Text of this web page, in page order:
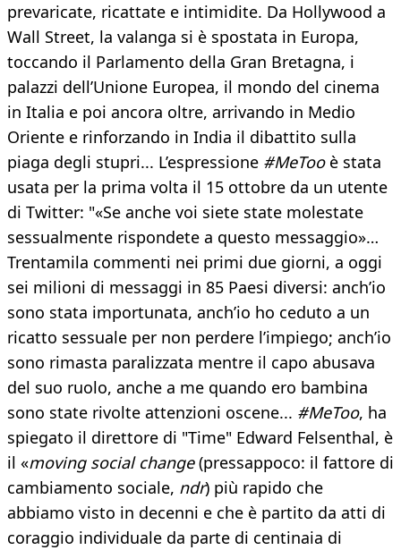
prevaricate, ricattate e intimidite. Da Hollywood a
Wall Street, la valanga si è spostata in Europa,
toccando il Parlamento della Gran Bretagna, i
palazzi dell’Unione Europea, il mondo del cinema
in Italia e poi ancora oltre, arrivando in Medio
Oriente e rinforzando in India il dibattito sulla
piaga degli stupri... L’espressione #MeTooè stata
usata per la prima volta il 15 ottobre da un utente
di Twitter: "«Se anche voi siete state molestate
sessualmente rispondete a questo messaggio»…
Trentamila commenti nei primi due giorni, a oggi
sei milioni di messaggi in 85 Paesi diversi: anch’io
sono stata importunata, anch’io ho ceduto a un
ricatto sessuale per non perdere l’impiego; anch’io
sono rimasta paralizzata mentre il capo abusava
del suo ruolo, anche a me quando ero bambina
sono state rivolte attenzioni oscene... #MeToo, ha
spiegato il direttore di "Time" Edward Felsenthal, è
il «moving social change(pressappoco: il fattore di
cambiamento sociale, ndr) più rapido che
abbiamo visto in decenni e che è partito da atti di
coraggio individuale da parte di centinaia di